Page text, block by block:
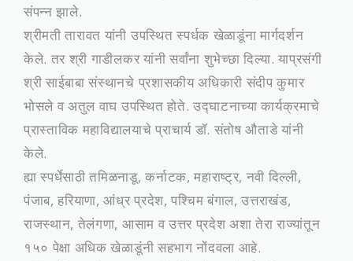
संपन्न झाले.
श्रीमती तारावत यांनी उपस्थित स्पर्धक खेळाडूंना मार्गदर्शन
केले. तर श्री गाडीलकर यांनी सर्वांना शुभेच्छा दिल्या. याप्रसंगी
श्री साईबाबा संस्थानचे प्रशासकीय अधिकारी संदीप कुमार
भोसले व अतुल वाघ उपस्थित होते. उद्घाटनाच्या कार्यक्रमाचे
प्रास्ताविक महाविद्यालयाचे प्राचार्य डॉ. संतोष औताडे यांनी
केले.
ह्या स्पर्धेसाठी तमिळनाडू, कर्नाटक, महाराष्ट्र, नवी दिल्ली,
पंजाब, हरियाणा, आंध्र प्रदेश, पश्चिम बंगाल, उत्तराखंड,
राजस्थान, तेलंगणा, आसाम व उत्तर प्रदेश अशा तेरा राज्यांतून
१५० पेक्षा अधिक खेळाडूंनी सहभाग नोंदवला आहे.